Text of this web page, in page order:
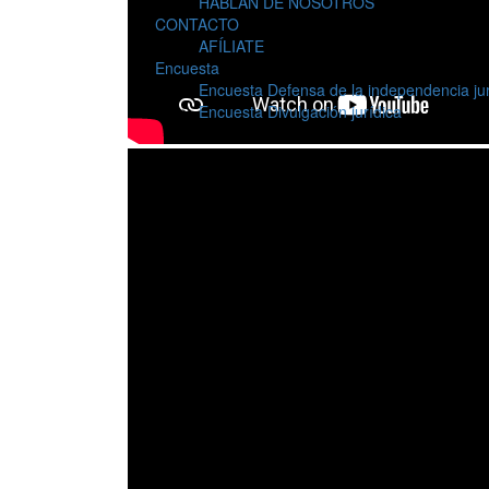
CONTACTO
AFÍLIATE
Encuesta
Encuesta Defensa de la independencia
Encuesta Divulgación jurídica